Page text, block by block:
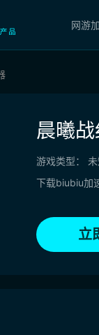
网游
晨曦
游戏类型：
下载biubiu加
立